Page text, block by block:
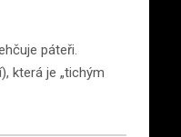
páteři.
která je „tichým